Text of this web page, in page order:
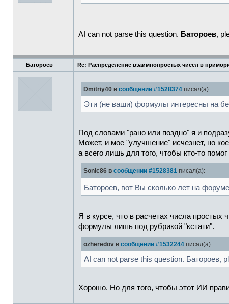
AI can not parse this question. Батороев,
Батороев Re: Распределение взаимнопростых чисел в
Dmitriy40 в сообщении #1528374 писал(а):
Эти (не ваши) формулы интересны на
Под словами "рано или поздно" я и
Может, и мое "улучшение" исчезнет, но
а всего лишь для того, чтобы кто-то
Sonic86 в сообщении #1528381 писал(а):
Батороев, вот Вы сколько лет на
Я в курсе, что в расчетах числа простых
формулы лишь под рубрикой "кстати".
ozheredov в сообщении #1532244 писал(а):
AI can not parse this question. Батороев,
Хорошо. Но для того, чтобы этот ИИ